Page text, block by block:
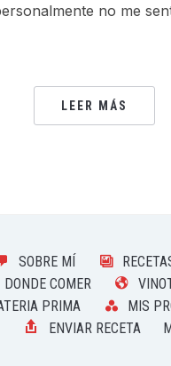
no me
LEER MÁS
SOBRE MÍ
DONDE COMER
PRIMA
MIS
ENVIAR RECETA